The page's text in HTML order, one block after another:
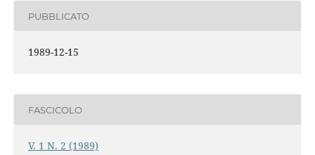
PUBBLICATO
1989-12-15
FASCICOLO
V. 1 N. 2 (1989)